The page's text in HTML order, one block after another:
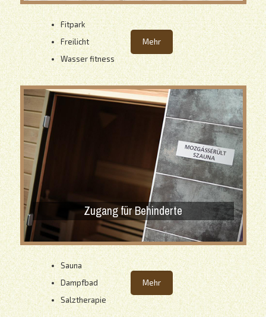
Fitpark
Freilicht
Wasser fitness
Mehr
Zugang für Behinderte
Sauna
Dampfbad
Salztherapie
Mehr